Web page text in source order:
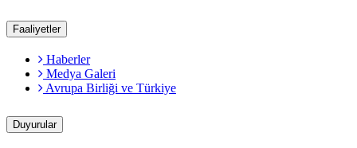
Faaliyetler
Haberler
Medya Galeri
Avrupa Birliği ve Türkiye
Duyurular